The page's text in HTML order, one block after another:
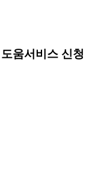
움서비스 신청